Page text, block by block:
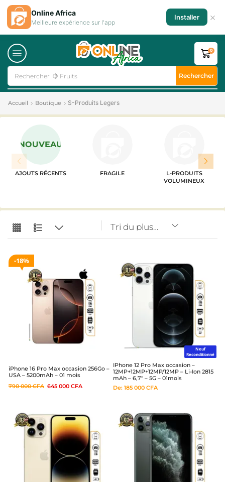
Rechercher 🥛 Milk Rechercher
0
Accueil Boutique S-Produits Legers
NOUVEAU
AJOUTS RÉCENTS FRAGILE
L-PRODUITS
VOLUMINEUX
18%
iPhone 16 Pro Max occasion 256Go –
USA – 5200mAh – 01 mois
790 000CFA 645 000 CFA
Neuf
Reconditionné
IPhone 12 Pro Max occasion –
12MP+12MP+12MP/12MP – Li-Ion 2815
mAh – 6,7″ – 5G – 01mois
De: 185 000 CFA
Online Africa
Meilleure expérience sur l'app
Installer ×